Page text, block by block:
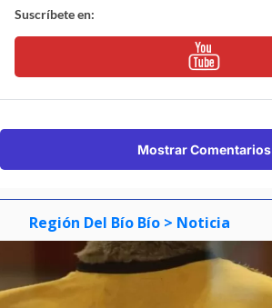
Suscríbete en:
Mostrar Comentarios
Región Del Bío Bío > Noticia